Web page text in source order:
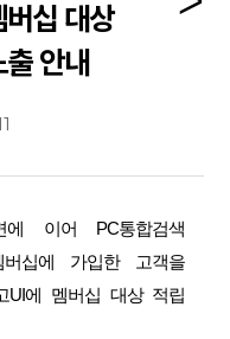
십 대상
안내
에 이어 PC통합검색
버십에 가입한 고객을
UI에 멤버십 대상 적립